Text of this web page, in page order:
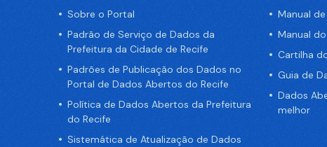
Sobre o Portal
Padrão de Serviço de Dados da
Prefeitura da Cidade de Recife
Padrões de Publicação dos Dados no
Portal de Dados Abertos do Recife
Política de Dados Abertos da Prefeitura
do Recife
Sistemática de Atualização de Dados
Manual
Manual
Cartilha
Guia de
Dados
melhor